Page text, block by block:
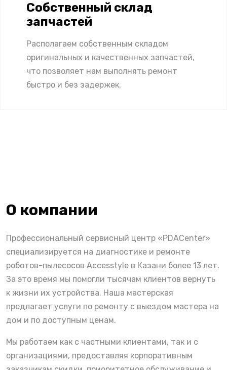
Собственный склад
запчастей
Располагаем собственным складом
оригинальных и качественных запчастей,
что позволяет нам выполнять ремонт
быстро и без задержек.
О компании
Профессиональный сервисный центр «PDACenter»
специализируется на диагностике и ремонте
роботов-пылесосов Accesstyle в Казани более 13 лет.
За это время мы помогли тысячам клиентов вернуть
к жизни их устройства. Наша мастерская
предлагает услуги по ремонту с выездом мастера на
дом и по доступным ценам.
Мы работаем как с частными клиентами, так и с
организациями, предоставляя корпоративным